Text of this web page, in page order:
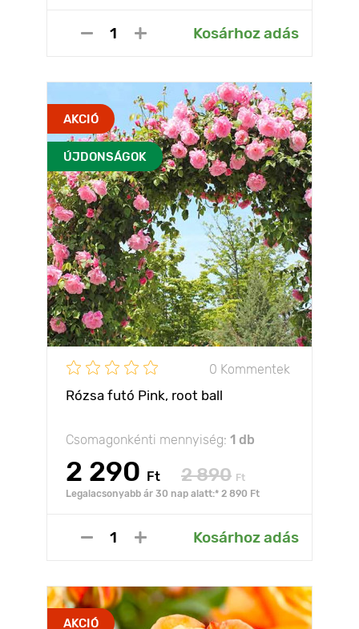
Kosárhoz adás
AKCIÓ
ÚJDONSÁGOK
0 Kommentek
Rózsa futó Pink, root ball
Csomagonkénti mennyiség: 1 db
2 290 Ft 2 890 Ft
Legalacsonyabb ár 30 nap alatt:* 2 890 Ft
Kosárhoz adás
AKCIÓ